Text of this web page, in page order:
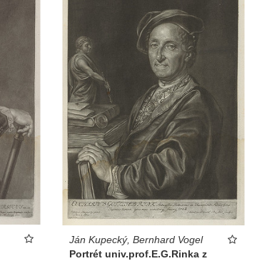
Ján Kupecký, Bernhard Vogel
Portrét univ.prof.E.G.Rinka z